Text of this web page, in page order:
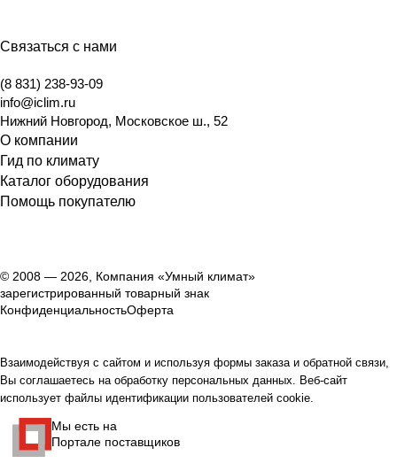
Связаться с нами
(8 831) 238-93-09
info@iclim.ru
Нижний Новгород, Московское ш., 52
О компании
Гид по климату
Каталог оборудования
Помощь покупателю
© 2008 — 2026, Компания «Умный климат»
зарегистрированный товарный знак
КонфиденциальностьОферта
Взаимодействуя с сайтом и используя формы заказа и обратной связи,
Вы соглашаетесь на обработку персональных данных. Веб-сайт
использует файлы идентификации пользователей cookie.
Мы есть на
Портале поставщиков